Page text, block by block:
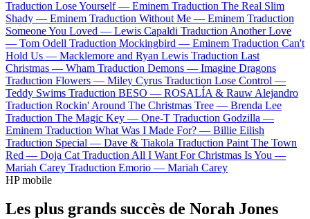
Traduction Lose Yourself — Eminem Traduction The Real Slim
Shady — Eminem Traduction Without Me — Eminem Traduction
Someone You Loved — Lewis Capaldi Traduction Another Love
— Tom Odell Traduction Mockingbird — Eminem Traduction Can't
Hold Us — Macklemore and Ryan Lewis Traduction Last
Christmas — Wham Traduction Demons — Imagine Dragons
Traduction Flowers — Miley Cyrus Traduction Lose Control —
Teddy Swims Traduction BESO — ROSALÍA & Rauw Alejandro
Traduction Rockin' Around The Christmas Tree — Brenda Lee
Traduction The Magic Key — One-T Traduction Godzilla —
Eminem Traduction What Was I Made For? — Billie Eilish
Traduction Special — Dave & Tiakola Traduction Paint The Town
Red — Doja Cat Traduction All I Want For Christmas Is You —
Mariah Carey Traduction Emorio — Mariah Carey
HP mobile
Les plus grands succès de Norah Jones